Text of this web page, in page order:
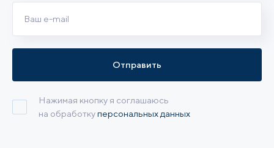
Нажимая кнопку я соглашаюсь
на обработкуперсональных данных
Отправить